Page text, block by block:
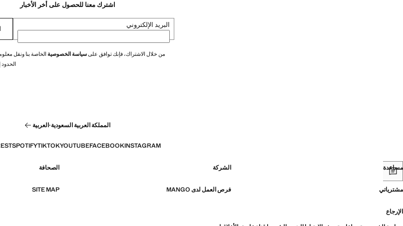
اشترك معنا للحصول على أخر الأخبار
البريد الإلكتروني
من خلال الاشتراك، فإنك توافق علىسياسة الخصوصية الخاصة بنا ونقل
الحدود
المملكة العربية السعودية·العربية
INSTAGRAM
FACEBOOK
YOUTUBE
TIKTOK
SPOTIFY
مساعدة الشركة الصحافة
مشترياتي فرص العمل لدى MANGO SITE MAP
الإرجاع